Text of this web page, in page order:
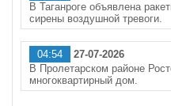
В Таганроге объявлена
сирены воздушной тревоги.
04:54
27-07-2026
В Пролетарском районе
многоквартирный дом.